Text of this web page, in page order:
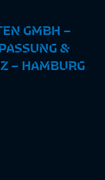
GMBH –
&
– HAMBURG